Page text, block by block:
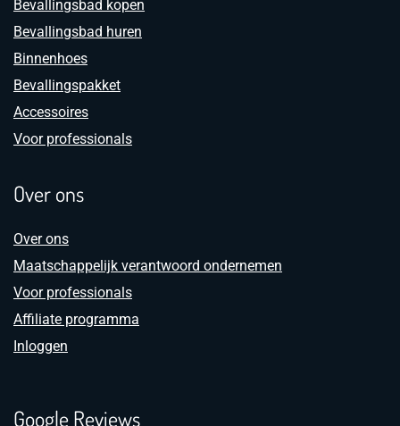
Bevallingsbad kopen
Bevallingsbad huren
Binnenhoes
Bevallingspakket
Accessoires
Voor professionals
Over ons
Over ons
Maatschappelijk verantwoord ondernemen
Voor professionals
Affiliate programma
Inloggen
Google Reviews